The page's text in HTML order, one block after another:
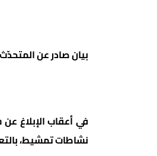
بيان صادر عن
في أعقاب الإبلاغ
نشاطات تمشيط،